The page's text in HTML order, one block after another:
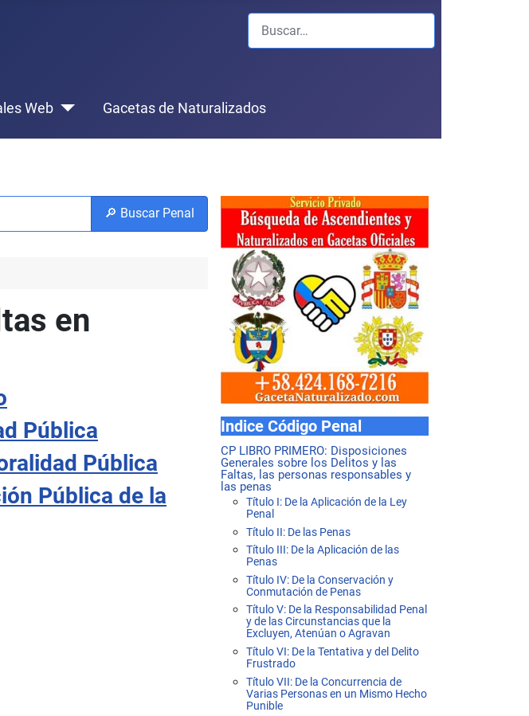
Buscar
Web Gacetas de Naturalizados
🔎 Buscar Penal
en
Pública
Pública
Pública de la
Indice Código Penal
CP LIBRO PRIMERO: Disposiciones
Generales sobre los Delitos y las
Faltas, las personas responsables y
las penas
Título I: De la Aplicación de la Ley
Penal
Título II: De las Penas
Título III: De la Aplicación de las
Penas
Título IV: De la Conservación y
Conmutación de Penas
Título V: De la Responsabilidad Penal
y de las Circunstancias que la
Excluyen, Atenúan o Agravan
Título VI: De la Tentativa y del Delito
Frustrado
Título VII: De la Concurrencia de
Varias Personas en un Mismo Hecho
Punible